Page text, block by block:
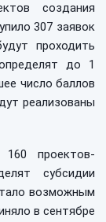
создания
307 заявок
проходить
до 1
число баллов
реализованы
проектов-
субсидии
возможным
в сентябре